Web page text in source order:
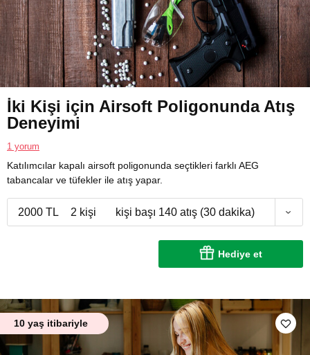
İki Kişi için Airsoft Poligonunda Atış
Deneyimi
1 yorum
Katılımcılar kapalı airsoft poligonunda seçtikleri farklı AEG
tabancalar ve tüfekler ile atış yapar.
2000 TL 2 kişi kişi başı 140 atış (30 dakika)
Hediye et
10 yaş itibariyle